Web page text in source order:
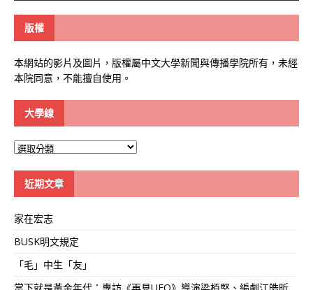
版權
本網站的影片及圖片，版權屬中文大學新聞與傳播學院所有，未經
本院同意，不能擅自使用。
大學線
大
近期文章
家在宏志
BUSK明文規定
「毛」中生「友」